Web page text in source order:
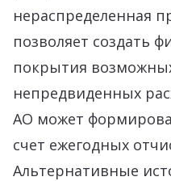
нераспределенная
позволяет создать
покрытия
непредвиденных
АО может
счет ежегодных
Альтернативные